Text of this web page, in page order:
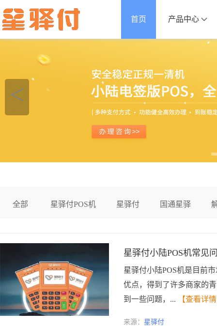
首页 产品中心
＜
全部 星驿付POS机 星驿付 国通星驿
星驿付小陆POS机常见
星驿付小陆POS机是目前
优点，得到了许多商家的
到一些问题，...
【查看详
来源： 星驿付